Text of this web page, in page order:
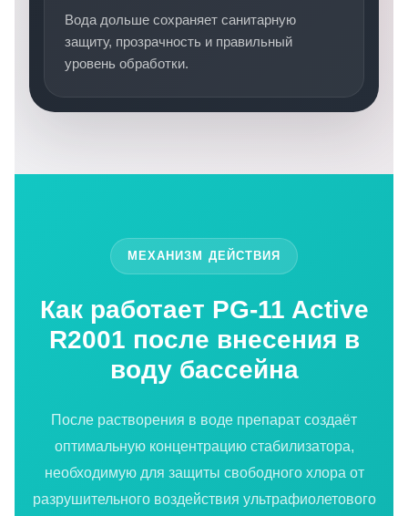
Вода дольше сохраняет санитарную
защиту, прозрачность и правильный
уровень обработки.
МЕХАНИЗМ ДЕЙСТВИЯ
Как работает PG-11 Active
R2001 после внесения в
воду бассейна
После растворения в воде препарат создаёт
оптимальную концентрацию стабилизатора,
необходимую для защиты свободного хлора от
разрушительного воздействия ультрафиолетового